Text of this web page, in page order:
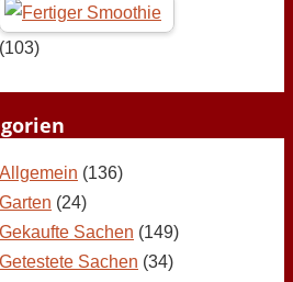
(103)
Allgemein (136)
Garten (24)
Gekaufte Sachen (149)
Getestete Sachen (34)